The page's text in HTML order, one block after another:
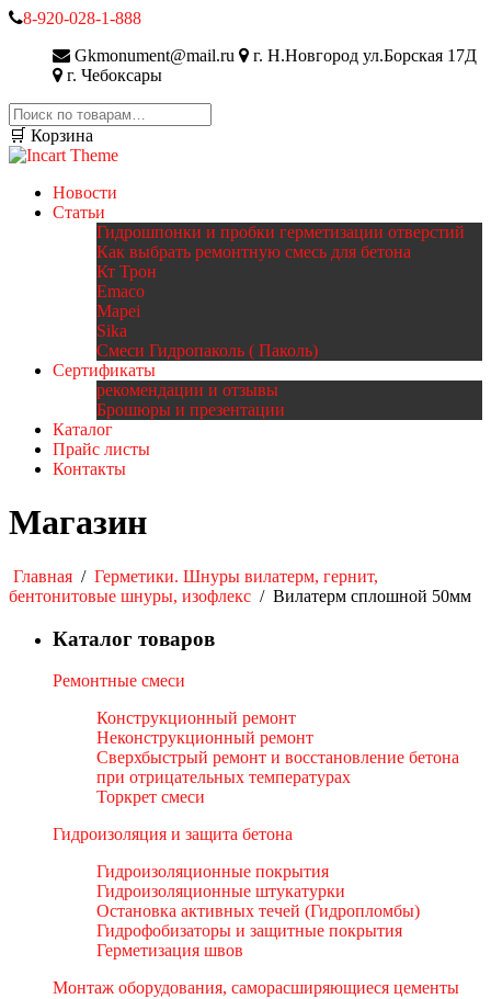
8-920-028-1-888
Gkmonument@mail.ru
г. Н.Новгород ул.Борская 17Д
г. Чебоксары
Искать:
🛒 Корзина
Новости
Статьи
Гидрошпонки и пробки герметизации отверстий
Как выбрать ремонтную смесь для бетона
Кт Трон
Emaco
Mapei
Sika
Смеси Гидропаколь ( Паколь)
Сертификаты
рекомендации и отзывы
Брошюры и презентации
Каталог
Прайс листы
Контакты
Магазин
Главная / Герметики. Шнуры вилатерм, гернит,
бентонитовые шнуры, изофлекс / Вилатерм сплошной 50мм
Каталог товаров
Ремонтные смеси
Конструкционный ремонт
Неконструкционный ремонт
Сверхбыстрый ремонт и восстановление бетона
при отрицательных температурах
Торкрет смеси
Гидроизоляция и защита бетона
Гидроизоляционные покрытия
Гидроизоляционные штукатурки
Остановка активных течей (Гидропломбы)
Гидрофобизаторы и защитные покрытия
Герметизация швов
Монтаж оборудования, саморасширяющиеся цементы